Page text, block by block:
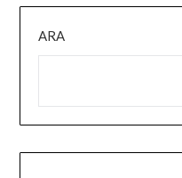
ARA